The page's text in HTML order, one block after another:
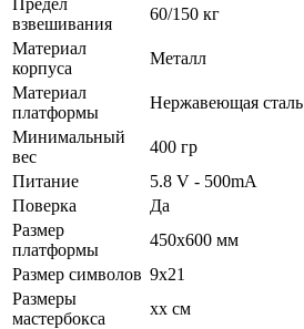
взвешивания
60/150 кг
Материал
корпуса
Металл
Материал
платформы
Нержавеющая сталь
Минимальный
вес
400 гр
Питание
5.8 V - 500mA
Поверка
Да
Размер
платформы
450х600 мм
Размер символов 9х21
Размеры
мастербокса
хх см